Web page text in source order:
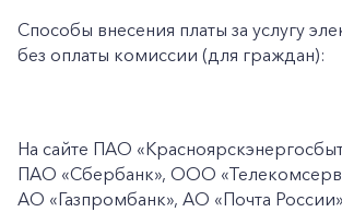
Способы внесения платы за услугу
без оплаты комиссии (для граждан):
На сайте ПАО
ПАО «Сбербанк», ООО
АО «Газпромбанк», АО «Почта